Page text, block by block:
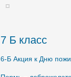
7 Б класс
6-Б Акция к Дню